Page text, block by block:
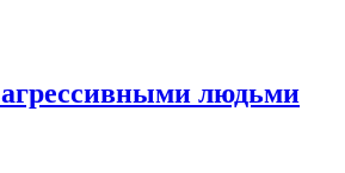
агрессивными людьми